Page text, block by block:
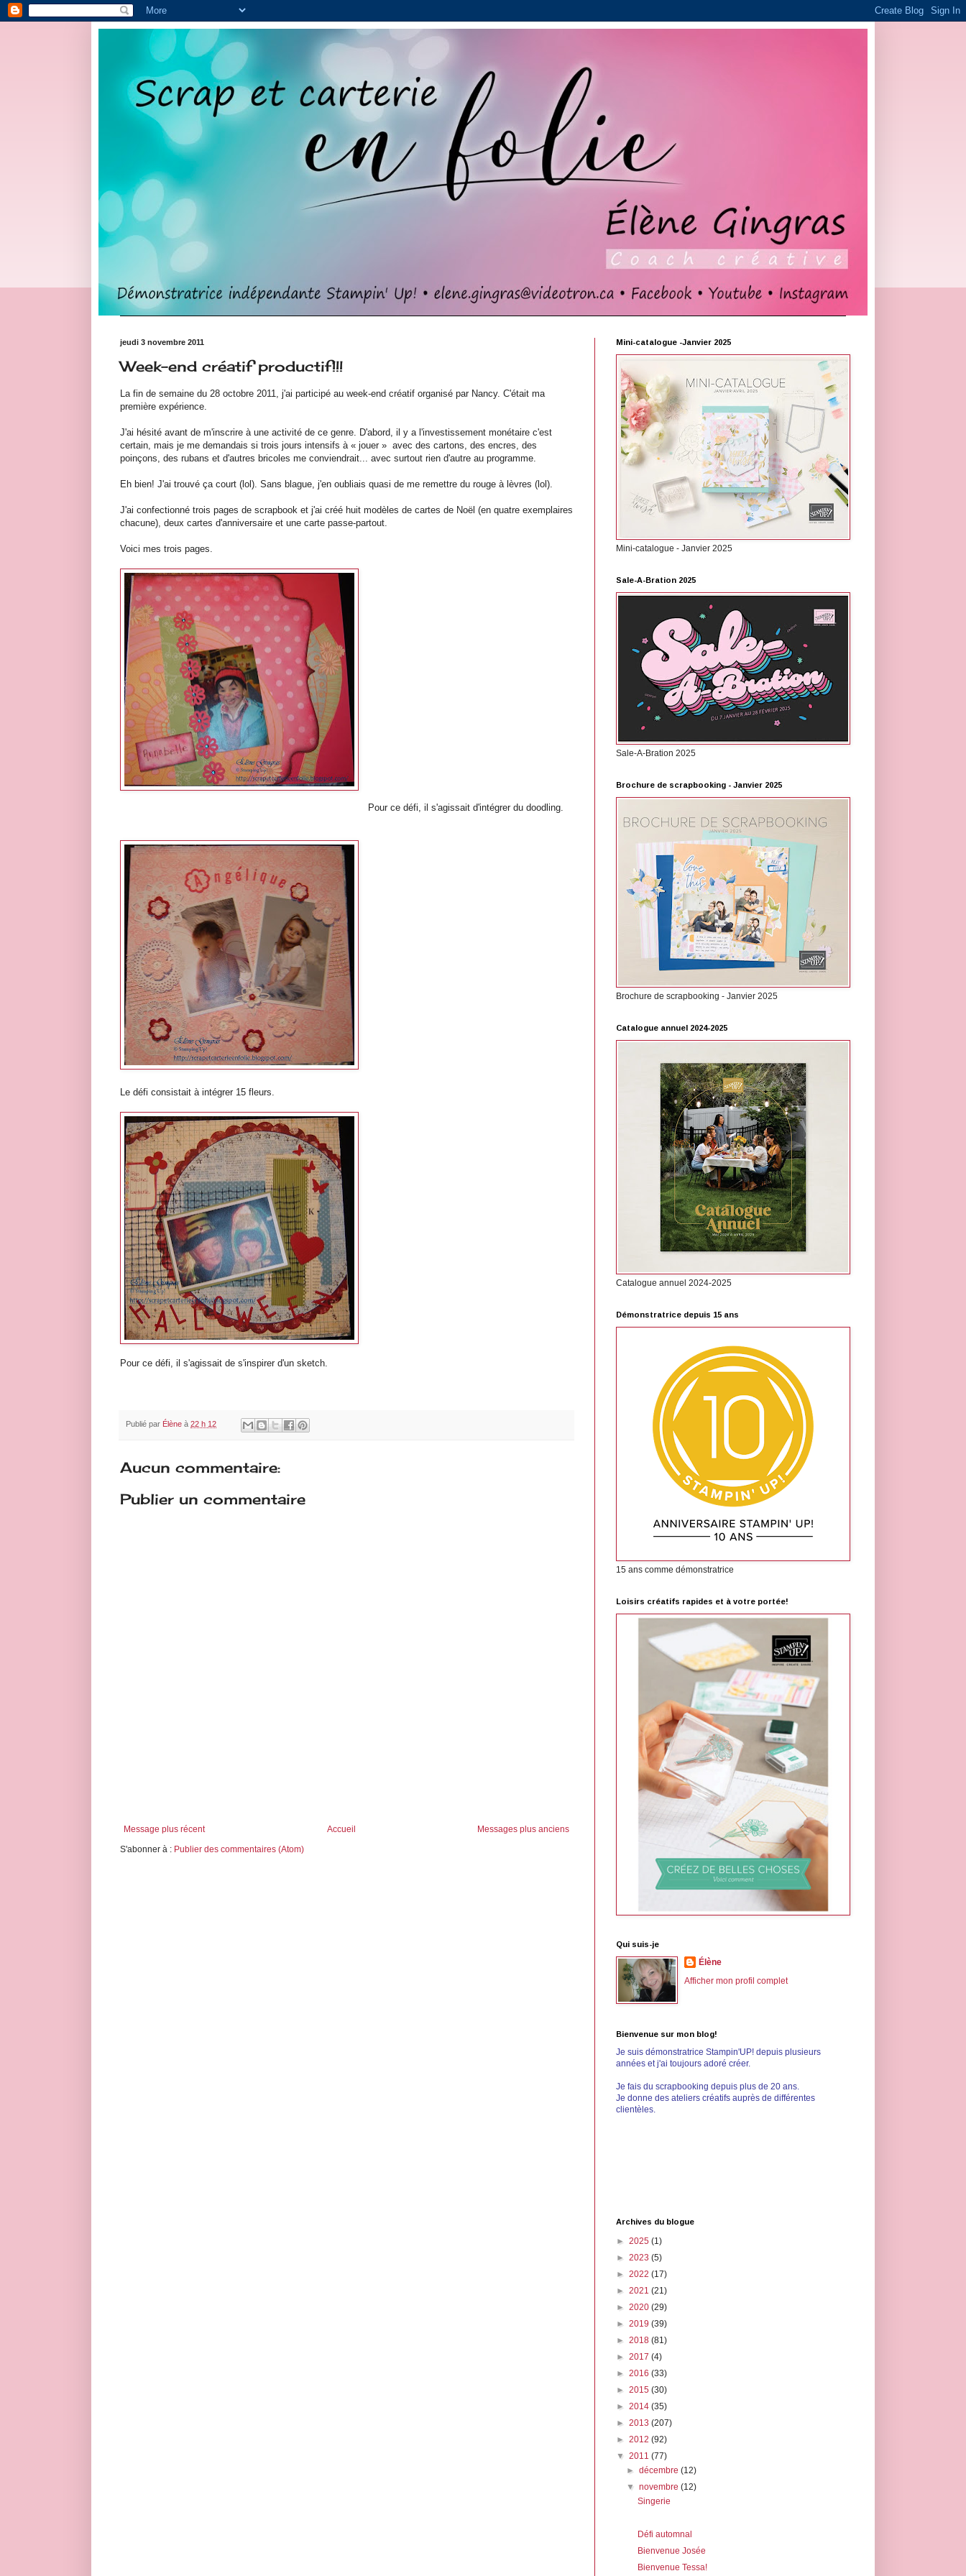
jeudi 3 novembre 2011
Week-end créatif productif!!!
La fin de semaine du 28 octobre 2011, j'ai participé au week-end créatif organisé par Nancy. C'était ma
première expérience.
J'ai hésité avant de m'inscrire à une activité de ce genre. D'abord, il y a l'investissement monétaire c'est
certain, mais je me demandais si trois jours intensifs à « jouer » avec des cartons, des encres, des
poinçons, des rubans et d'autres bricoles me conviendrait... avec surtout rien d'autre au programme.
Eh bien! J'ai trouvé ça court (lol). Sans blague, j'en oubliais quasi de me remettre du rouge à lèvres (lol).
J'ai confectionné trois pages de scrapbook et j'ai créé huit modèles de cartes de Noël (en quatre exemplaires
chacune), deux cartes d'anniversaire et une carte passe-partout.
Voici mes trois pages.
Pour ce défi, il s'agissait d'intégrer du doodling.
Le défi consistait à intégrer 15 fleurs.
Pour ce défi, il s'agissait de s'inspirer d'un sketch.
Publié par Élène à 22 h 12
Aucun commentaire:
Publier un commentaire
Message plus récent Messages plus anciens
Accueil
S'abonner à : Publier des commentaires (Atom)
Mini-catalogue -Janvier 2025
Mini-catalogue - Janvier 2025
Sale-A-Bration 2025
Sale-A-Bration 2025
Brochure de scrapbooking - Janvier 2025
Brochure de scrapbooking - Janvier 2025
Catalogue annuel 2024-2025
Catalogue annuel 2024-2025
Démonstratrice depuis 15 ans
15 ans comme démonstratrice
Loisirs créatifs rapides et à votre portée!
Qui suis-je
Élène
Afficher mon profil complet
Bienvenue sur mon blog!
Je suis démonstratrice Stampin'UP! depuis plusieurs
années et j'ai toujours adoré créer.
Je fais du scrapbooking depuis plus de 20 ans.
Je donne des ateliers créatifs auprès de différentes
clientèles.
Archives du blogue
► 2025 (1)
► 2023 (5)
► 2022 (17)
► 2021 (21)
► 2020 (29)
► 2019 (39)
► 2018 (81)
► 2017 (4)
► 2016 (33)
► 2015 (30)
► 2014 (35)
► 2013 (207)
► 2012 (92)
▼ 2011 (77)
►décembre(12)
▼novembre(12)
Singerie
Défi automnal
Bienvenue Josée
Bienvenue Tessa!